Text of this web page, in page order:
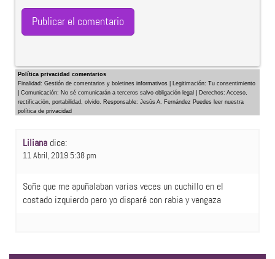
Política privacidad comentarios
Finalidad: Gestión de comentarios y boletines informativos | Legitimación: Tu consentimiento
| Comunicación: No sé comunicarán a terceros salvo obligación legal | Derechos: Acceso,
rectificación, portabilidad, olvido. Responsable: Jesús A. Fernández Puedes leer nuestra
política de privacidad
Liliana dice:
11 Abril, 2019 5:38 pm
Soñe que me apuñalaban varias veces un cuchillo en el
costado izquierdo pero yo disparé con rabia y vengaza